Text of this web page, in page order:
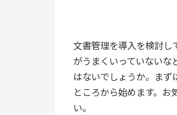
文書管理を導入を検討し
がうまくいっていないな
はないでしょうか。まず
ところから始めます。お
い。